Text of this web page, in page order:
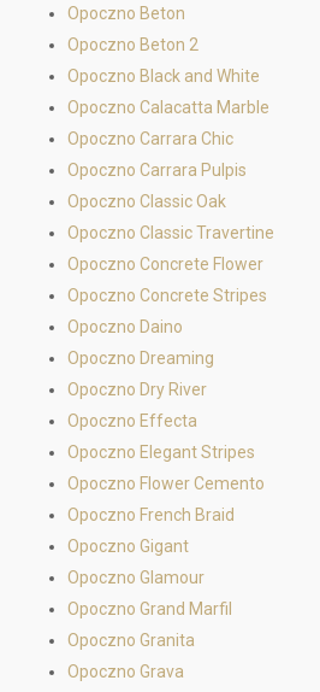
Opoczno Beton
Opoczno Beton 2
Opoczno Black and White
Opoczno Calacatta Marble
Opoczno Carrara Chic
Opoczno Carrara Pulpis
Opoczno Classic Oak
Opoczno Classic Travertine
Opoczno Concrete Flower
Opoczno Concrete Stripes
Opoczno Daino
Opoczno Dreaming
Opoczno Dry River
Opoczno Effecta
Opoczno Elegant Stripes
Opoczno Flower Cemento
Opoczno French Braid
Opoczno Gigant
Opoczno Glamour
Opoczno Grand Marfil
Opoczno Granita
Opoczno Grava